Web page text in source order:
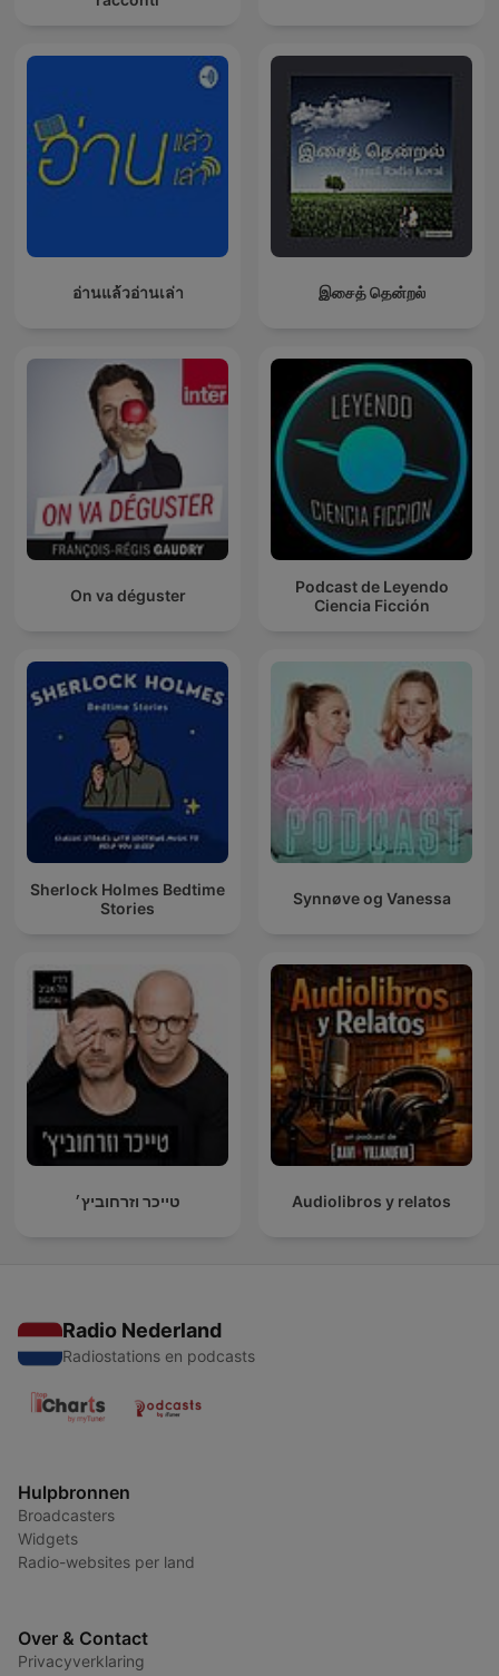
อ่านแล้วอ่านเล่า இசைத் தென்றல்
On va déguster
Podcast de Leyendo
Ciencia Ficción
Sherlock Holmes Bedtime
Stories
Synnøve og Vanessa
טייכר וזרחוביץ׳ Audiolibros y relatos
Radio Nederland
Radiostations en podcasts
Hulpbronnen
Broadcasters
Widgets
Radio-websites per land
Over & Contact
Privacyverklaring